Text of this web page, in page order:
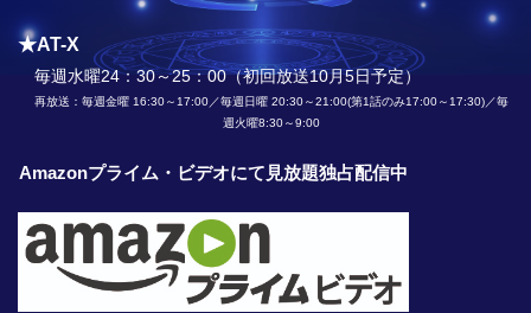
★AT-X
毎週水曜24：30～25：00（初回放送10月5日予定）
再放送：毎週金曜 16:30～17:00／毎週日曜 20:30～21:00(第1話のみ17:00～17:30)／毎
週火曜8:30～9:00
Amazonプライム・ビデオにて見放題独占配信中